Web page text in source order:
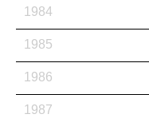
1984
1985
1986
1987